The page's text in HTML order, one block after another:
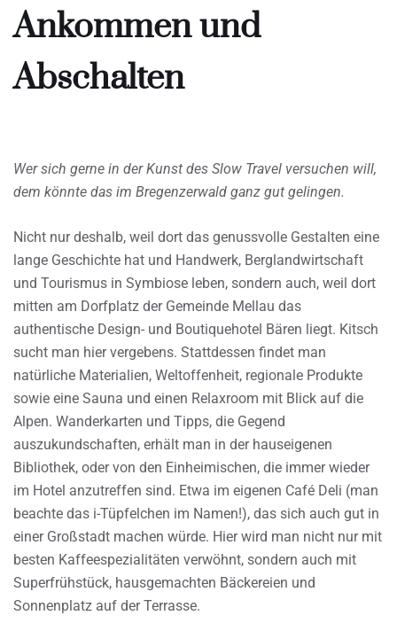
Ankommen und
Abschalten
Wer sich gerne in der Kunst des Slow Travel versuchen will,
dem könnte das im Bregenzerwald ganz gut gelingen.
Nicht nur deshalb, weil dort das genussvolle Gestalten eine
lange Geschichte hat und Handwerk, Berglandwirtschaft
und Tourismus in Symbiose leben, sondern auch, weil dort
mitten am Dorfplatz der Gemeinde Mellau das
authentische Design- und Boutiquehotel Bären liegt. Kitsch
sucht man hier vergebens. Stattdessen findet man
natürliche Materialien, Weltoffenheit, regionale Produkte
sowie eine Sauna und einen Relaxroom mit Blick auf die
Alpen. Wanderkarten und Tipps, die Gegend
auszukundschaften, erhält man in der hauseigenen
Bibliothek, oder von den Einheimischen, die immer wieder
im Hotel anzutreffen sind. Etwa im eigenen Café Deli (man
beachte das i-Tüpfelchen im Namen!), das sich auch gut in
einer Großstadt machen würde. Hier wird man nicht nur mit
besten Kaffeespezialitäten verwöhnt, sondern auch mit
Superfrühstück, hausgemachten Bäckereien und
Sonnenplatz auf der Terrasse.